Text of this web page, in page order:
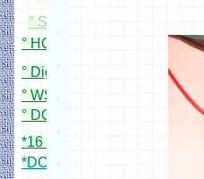
° Simpel DCC Booster
° HO Signale mit WS2811
° Digital PWM Trafo (Rocrail)
° WS2811 24X Adapterplatine
° DCC 8 fach Servodecoder
*16 fach Kontaktgleismelder
*DCC 8 fach Schaltdecoder